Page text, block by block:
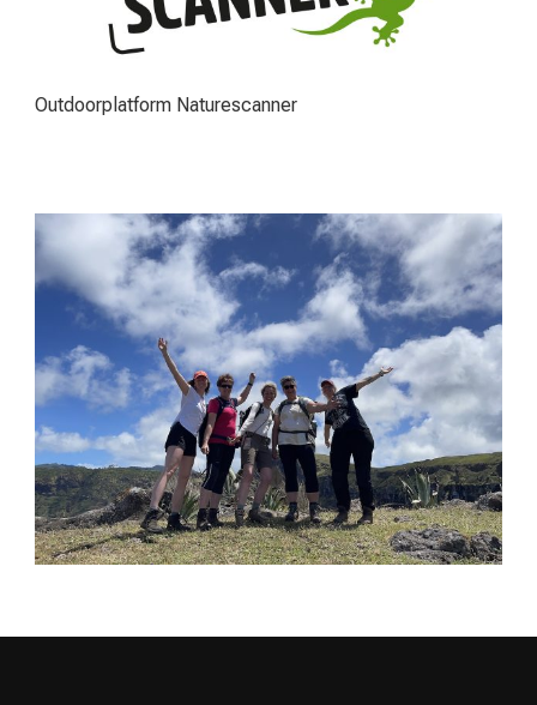
Outdoorplatform Naturescanner